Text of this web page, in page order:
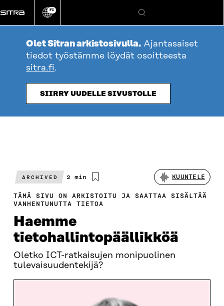
suoraan
sisältöön
Vaihda
kieli
FI
Hae
Olet Sitran arkistosivulla. Ajantasaiset
tiedot työstämme löydät osoitteesta
sitra.fi.
SIIRRY UUDELLE SIVUSTOLLE
ARCHIVED
Arvioitu
2 min KUUNTELE
TÄMÄ SIVU ON ARKISTOITU JA SAATTAA SISÄLTÄÄ
VANHENTUNUTTA TIETOA
Haemme
tietohallintopäällikköä
Oletko ICT-ratkaisujen monipuolinen
tulevaisuudentekijä?